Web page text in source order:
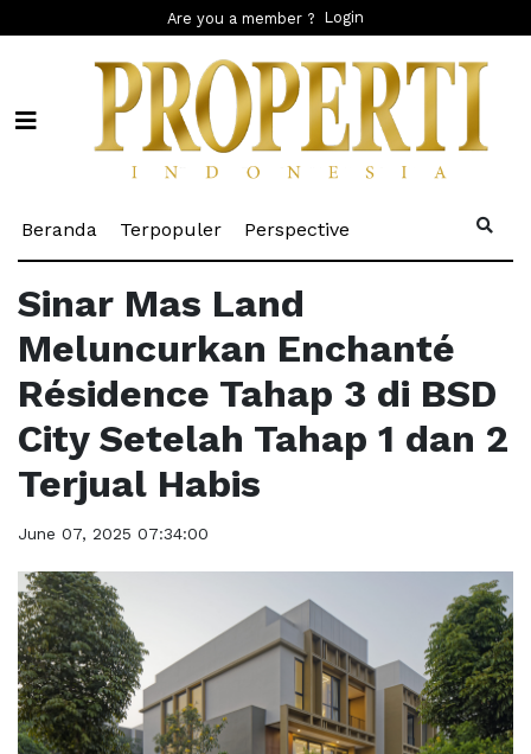
Are you a member ? Login
Beranda (current)
Terpopuler(current)
Perspective
Sinar Mas Land
Meluncurkan Enchanté
Résidence Tahap 3 di BSD
City Setelah Tahap 1 dan 2
Terjual Habis
June 07, 2025 07:34:00